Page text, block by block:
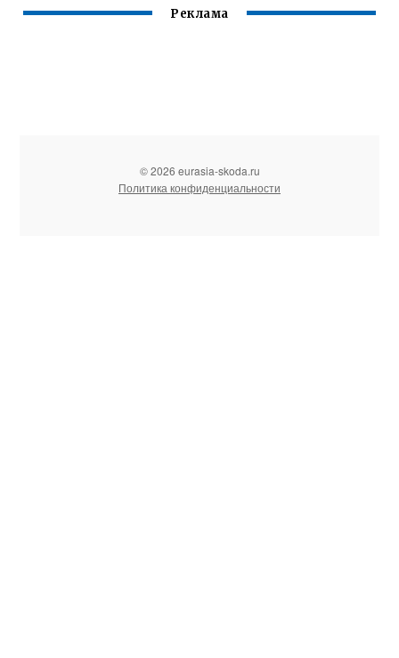
Реклама
© 2026 eurasia-skoda.ru
Политика конфиденциальности